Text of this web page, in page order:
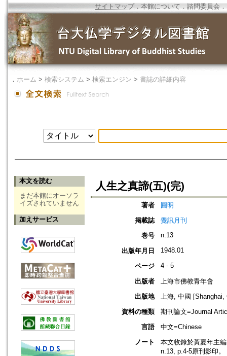
サイトマップ．本館について ． 諮問委員会 ．
． ホーム > 検索システム > 検索エンジン > 書誌の詳細内容
本文を読む
まだ本館にオーソラ
イズされていません
加えサービス
人生之真諦(五)(完)
著者
圓明
掲載誌
覺訊月刊
巻号
n.13
出版年月日 1948.01
ページ 4 - 5
出版者
上海市佛教青年會
出版地
上海, 中國 [Shanghai,
資料の種類
期刊論文=Journal
言語
中文=Chinese
ノート
本文收錄於黃夏年主
n.13, p.4-5原刊影印。